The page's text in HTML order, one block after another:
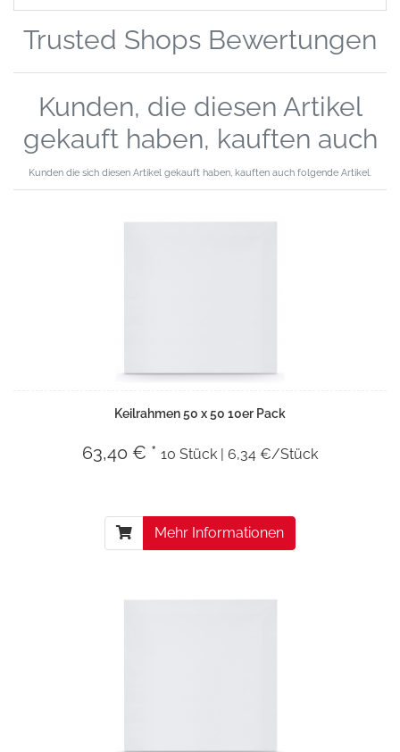
Trusted Shops Bewertungen
Kunden, die diesen Artikel
gekauft haben, kauften auch
Kunden die sich diesen Artikel gekauft haben, kauften auch folgende Artikel.
Keilrahmen 50 x 50 10er Pack
63,40 € * 10 Stück | 6,34 €/Stück
Mehr Informationen